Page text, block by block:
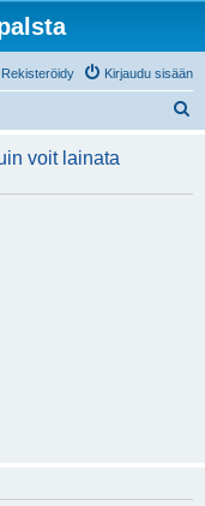
Kirjaudu sisään
Rekisteröidy
i
voit lainata